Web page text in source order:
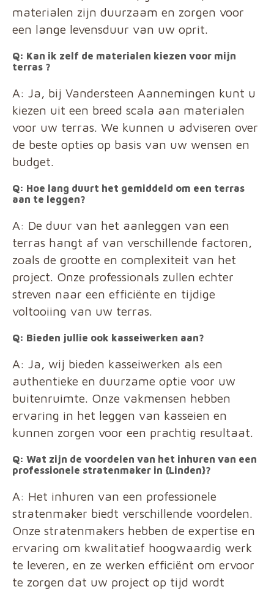
materialen zijn duurzaam en zorgen voor
een lange levensduur van uw oprit.
Q: Kan ik zelf de materialen kiezen voor mijn
terras ?
A: Ja, bij Vandersteen Aannemingen kunt u
kiezen uit een breed scala aan materialen
voor uw terras. We kunnen u adviseren over
de beste opties op basis van uw wensen en
budget.
Q: Hoe lang duurt het gemiddeld om een terras
aan te leggen?
A: De duur van het aanleggen van een
terras hangt af van verschillende factoren,
zoals de grootte en complexiteit van het
project. Onze professionals zullen echter
streven naar een efficiënte en tijdige
voltooiing van uw terras.
Q: Bieden jullie ook kasseiwerken aan?
A: Ja, wij bieden kasseiwerken als een
authentieke en duurzame optie voor uw
buitenruimte. Onze vakmensen hebben
ervaring in het leggen van kasseien en
kunnen zorgen voor een prachtig resultaat.
Q: Wat zijn de voordelen van het inhuren van een
professionele stratenmaker in {Linden}?
A: Het inhuren van een professionele
stratenmaker biedt verschillende voordelen.
Onze stratenmakers hebben de expertise en
ervaring om kwalitatief hoogwaardig werk
te leveren, en ze werken efficiënt om ervoor
te zorgen dat uw project op tijd wordt